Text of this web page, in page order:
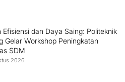
Efisiensi dan Daya Saing: Politeknik
Gelar Workshop Peningkatan
SDM
2026